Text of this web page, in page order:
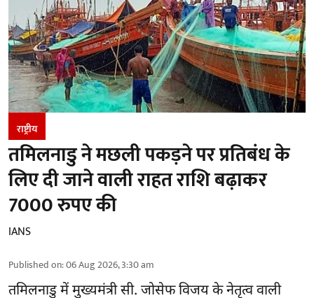
राष्ट्रीय
तमिलनाडु ने मछली पकड़ने पर प्रतिबंध के
लिए दी जाने वाली राहत राशि बढ़ाकर
7000 रुपए की
IANS
Published on:06 Aug 2026, 3:30 am
तमिलनाडुमें मुख्यमंत्री सी. जोसेफ विजय के नेतृत्व वाली